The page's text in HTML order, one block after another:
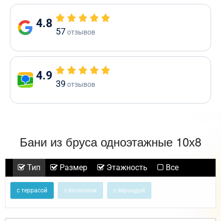
4.8
57отзывов
4.9
39 отзывов
Бани из бруса одноэтажные 10х8
Тип Размер Этажность Все
с террасой с балконом с верандой